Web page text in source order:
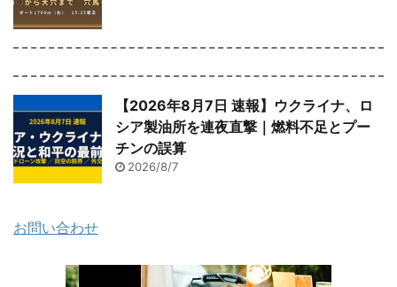
【2026年8月7日 速報】ウクライナ、ロ
シア製油所を連夜直撃｜燃料不足とプー
チンの誤算
2026/8/7
お問い合わせ